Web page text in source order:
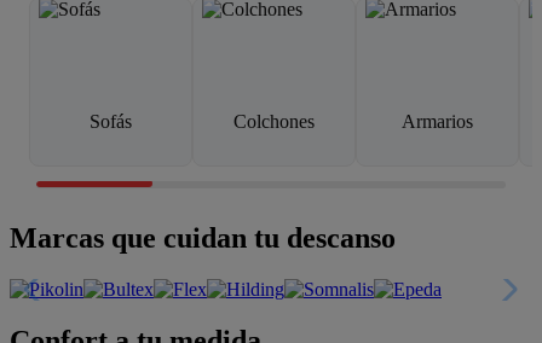
Sofás Colchones Armarios
Marcas que cuidan tu descanso